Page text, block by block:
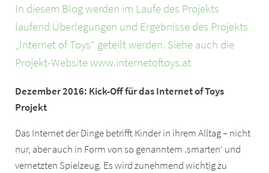
In diesem Blog werden im Laufe des Projekts
laufend Überlegungen und Ergebnisse des Projekts
„Internet of Toys“ geteilt werden. Siehe auch die
Projekt-Website www.internetoftoys.at
Dezember 2016: Kick-Off für das Internet of Toys
Projekt
Das Internet der Dinge betrifft Kinder in ihrem Alltag – nicht
nur, aber auch in Form von so genanntem ‚smarten‘ und
vernetzten Spielzeug. Es wird zunehmend wichtig zu